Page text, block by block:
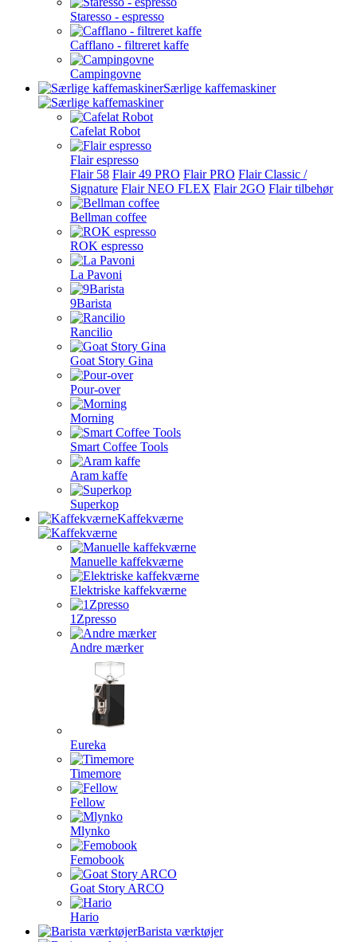
Staresso - espresso
Cafflano - filtreret kaffe
Campingovne
Særlige kaffemaskiner
Cafelat Robot
Flair espresso
Flair 58 Flair 49 PRO Flair PRO Flair Classic /
Signature Flair NEO FLEX Flair 2GO Flair tilbehør
Bellman coffee
ROK espresso
La Pavoni
9Barista
Rancilio
Goat Story Gina
Pour-over
Morning
Smart Coffee Tools
Aram kaffe
Superkop
Kaffekværne
Manuelle kaffekværne
Elektriske kaffekværne
1Zpresso
Andre mærker
Eureka
Timemore
Fellow
Mlynko
Femobook
Goat Story ARCO
Hario
Barista værktøjer